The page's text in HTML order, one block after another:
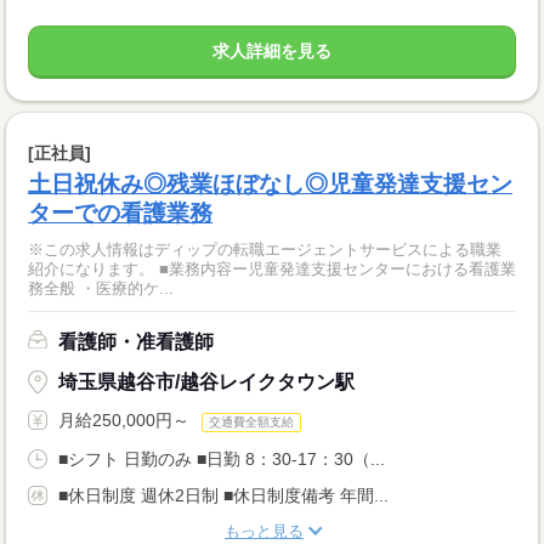
求人詳細を見る
[正社員]
土日祝休み◎残業ほぼなし◎児童発達支援セン
ターでの看護業務
※この求人情報はディップの転職エージェントサービスによる職業
紹介になります。 ■業務内容ー児童発達支援センターにおける看護業
務全般 ・医療的ケ...
看護師・准看護師
埼玉県越谷市/越谷レイクタウン駅
月給250,000円～ 交通費全額支給
■シフト 日勤のみ ■日勤 8：30-17：30（...
■休日制度 週休2日制 ■休日制度備考 年間...
もっと見る